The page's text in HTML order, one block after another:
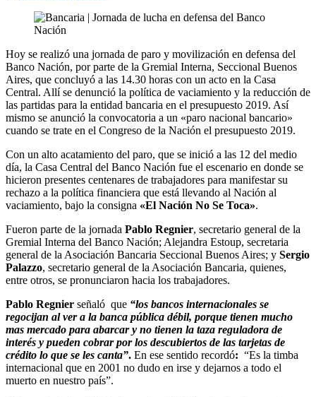
Hoy se realizó una jornada de paro y movilización en defensa del
Banco Nación, por parte de la Gremial Interna, Seccional Buenos
Aires, que concluyó a las 14.30 horas con un acto en la Casa
Central. Allí se denunció la política de vaciamiento y la reducción de
las partidas para la entidad bancaria en el presupuesto 2019. Así
mismo se anunció la convocatoria a un «paro nacional bancario»
cuando se trate en el Congreso de la Nación el presupuesto 2019.
Con un alto acatamiento del paro, que se inició a las 12 del medio
día, la Casa Central del Banco Nación fue el escenario en donde se
hicieron presentes centenares de trabajadores para manifestar su
rechazo a la política financiera que está llevando al Nación al
vaciamiento, bajo la consigna «El Nación No Se Toca».
Fueron parte de la jornada Pablo Regnier, secretario general de la
Gremial Interna del Banco Nación; Alejandra Estoup, secretaria
general de la Asociación Bancaria Seccional Buenos Aires; y Sergio
Palazzo, secretario general de la Asociación Bancaria, quienes,
entre otros, se pronunciaron hacia los trabajadores.
Pablo Regnier señaló que “los bancos internacionales se
regocijan al ver a la banca pública débil, porque tienen mucho
mas mercado para abarcar y no tienen la taza reguladora de
interés y pueden cobrar por los descubiertos de las tarjetas de
crédito lo que se les canta”. En ese sentido recordó: “Es la timba
internacional que en 2001 no dudo en irse y dejarnos a todo el
muerto en nuestro país”.